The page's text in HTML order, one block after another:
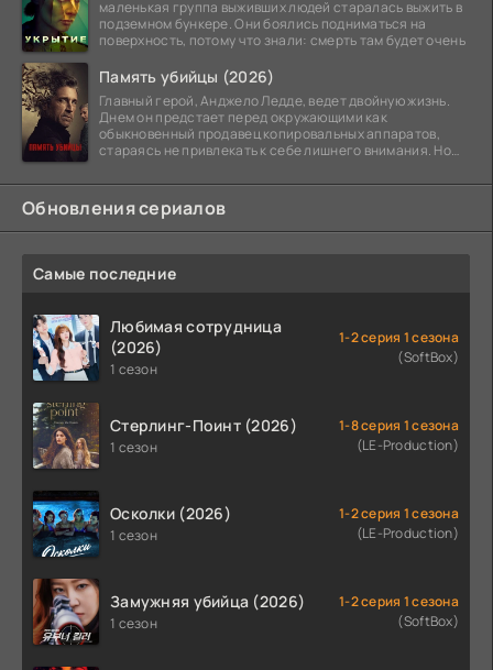
маленькая группа выживших людей старалась выжить в
подземном бункере. Они боялись подниматься на
поверхность, потому что знали: смерть там будет очень
Память убийцы (2026)
Главный герой, Анджело Ледде, ведет двойную жизнь.
Днем он предстает перед окружающими как
обыкновенный продавец копировальных аппаратов,
стараясь не привлекать к себе лишнего внимания. Но
Обновления сериалов
Самые последние
Любимая сотрудница
(2026)
1 сезон
1-2 серия 1 сезона
(SoftBox)
Стерлинг-Поинт (2026)
1 сезон
1-8 серия 1 сезона
(LE-Production)
Осколки (2026)
1 сезон
1-2 серия 1 сезона
(LE-Production)
Замужняя убийца (2026)
1 сезон
1-2 серия 1 сезона
(SoftBox)